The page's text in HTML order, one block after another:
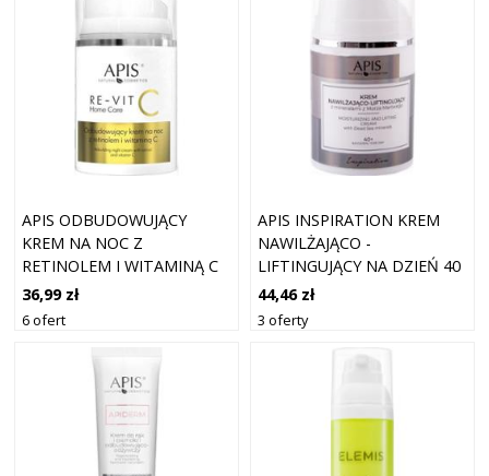
APIS ODBUDOWUJĄCY
KREM NA NOC Z
RETINOLEM I WITAMINĄ C
50ML
36,99 zł
6 ofert
APIS INSPIRATION KREM
NAWILŻAJĄCO -
LIFTINGUJĄCY NA DZIEŃ 40
+ 50 ML
44,46 zł
3 oferty